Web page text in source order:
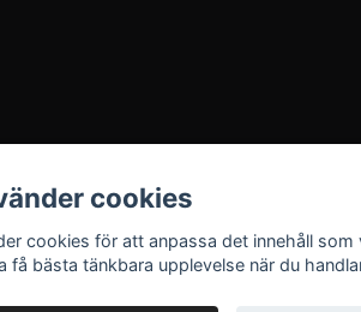
cookies
cookies för att anpassa det innehåll
få bästa tänkbara upplevelse när du